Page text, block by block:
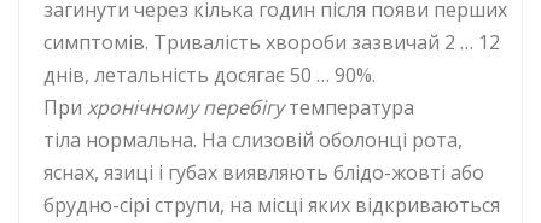
загинути через кілька годин після появи перших
симптомів. Тривалість хвороби зазвичай 2 … 12
днів, летальність досягає 50 … 90%.
При хронічному перебігутемпература
тіла нормальна. На слизовій оболонці рота,
яснах, язиці і губах виявляють блідо-жовті або
брудно-сірі струпи, на місці яких відкриваються